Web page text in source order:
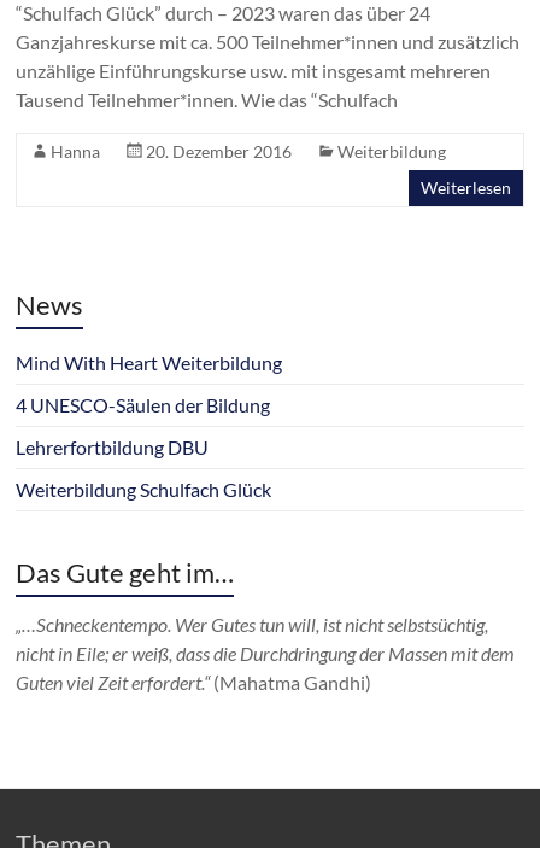
“Schulfach Glück” durch – 2023 waren das über 24
Ganzjahreskurse mit ca. 500 Teilnehmer*innen und zusätzlich
unzählige Einführungskurse usw. mit insgesamt mehreren
Tausend Teilnehmer*innen. Wie das “Schulfach
Hanna 20. Dezember 2016
Weiterbildung
Weiterlesen
News
Mind With Heart Weiterbildung
4 UNESCO-Säulen der Bildung
Lehrerfortbildung DBU
Weiterbildung Schulfach Glück
Das Gute geht im…
„…Schneckentempo. Wer Gutes tun will, ist nicht selbstsüchtig,
nicht in Eile; er weiß, dass die Durchdringung der Massen mit dem
Guten viel Zeit erfordert.“(Mahatma Gandhi)